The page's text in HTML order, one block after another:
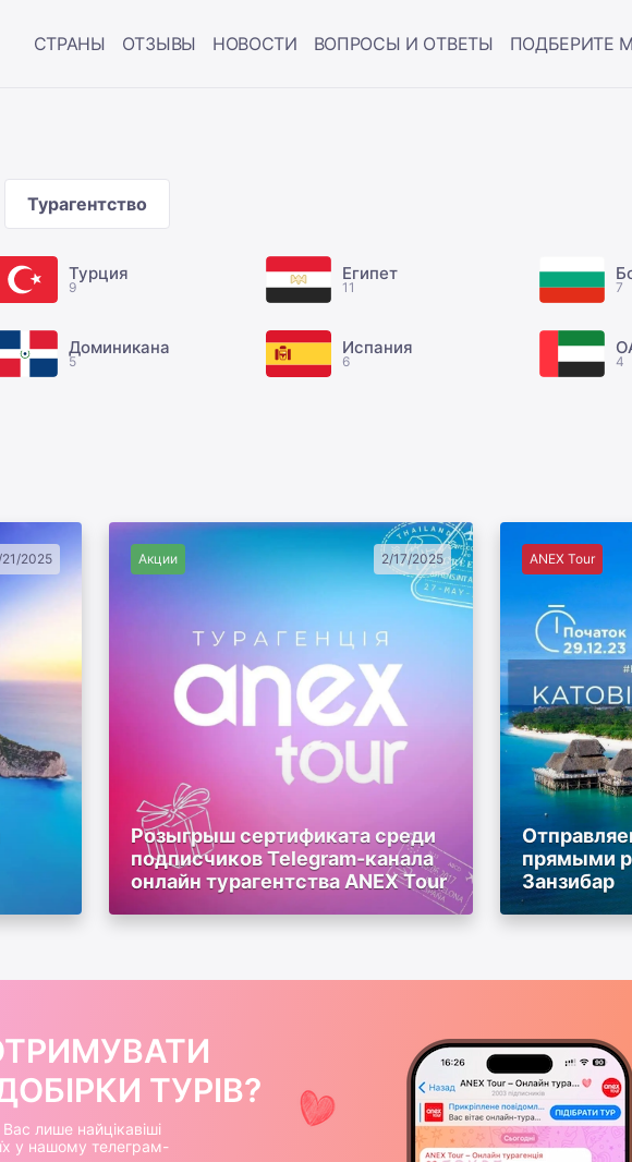
СТРАНЫ ОТЗЫВЫ НОВОСТИ ВОПРОСЫ И ОТВЕТЫ ПОДБЕРИТЕ
Турагентство
Турция
9
Египет
11 7
Доминикана
5
Испания
6 4
2025 Акции 2/17/2025
Розыгрыш сертификата среди
подписчиков Telegram-канала
онлайн турагентства ANEX Tour
ANEX Tour
прямыми
Занзибар
ТУРІВ?
лише найцікавіші
їх у нашому телеграм-